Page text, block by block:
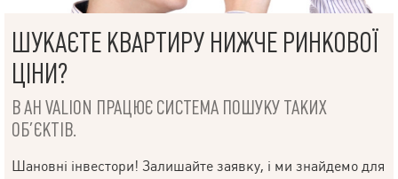
ШУКАЄТЕ КВАРТИРУ НИЖЧЕ РИНКОВОЇ
ЦІНИ?
В АН VALION ПРАЦЮЄ СИСТЕМА ПОШУКУ ТАКИХ
ОБ’ЄКТІВ.
Шановні інвестори! Залишайте заявку, і ми знайдемо для